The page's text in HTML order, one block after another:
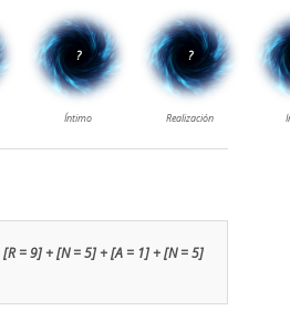
= 9] + [N = 5] + [A = 1] + [N = 5]